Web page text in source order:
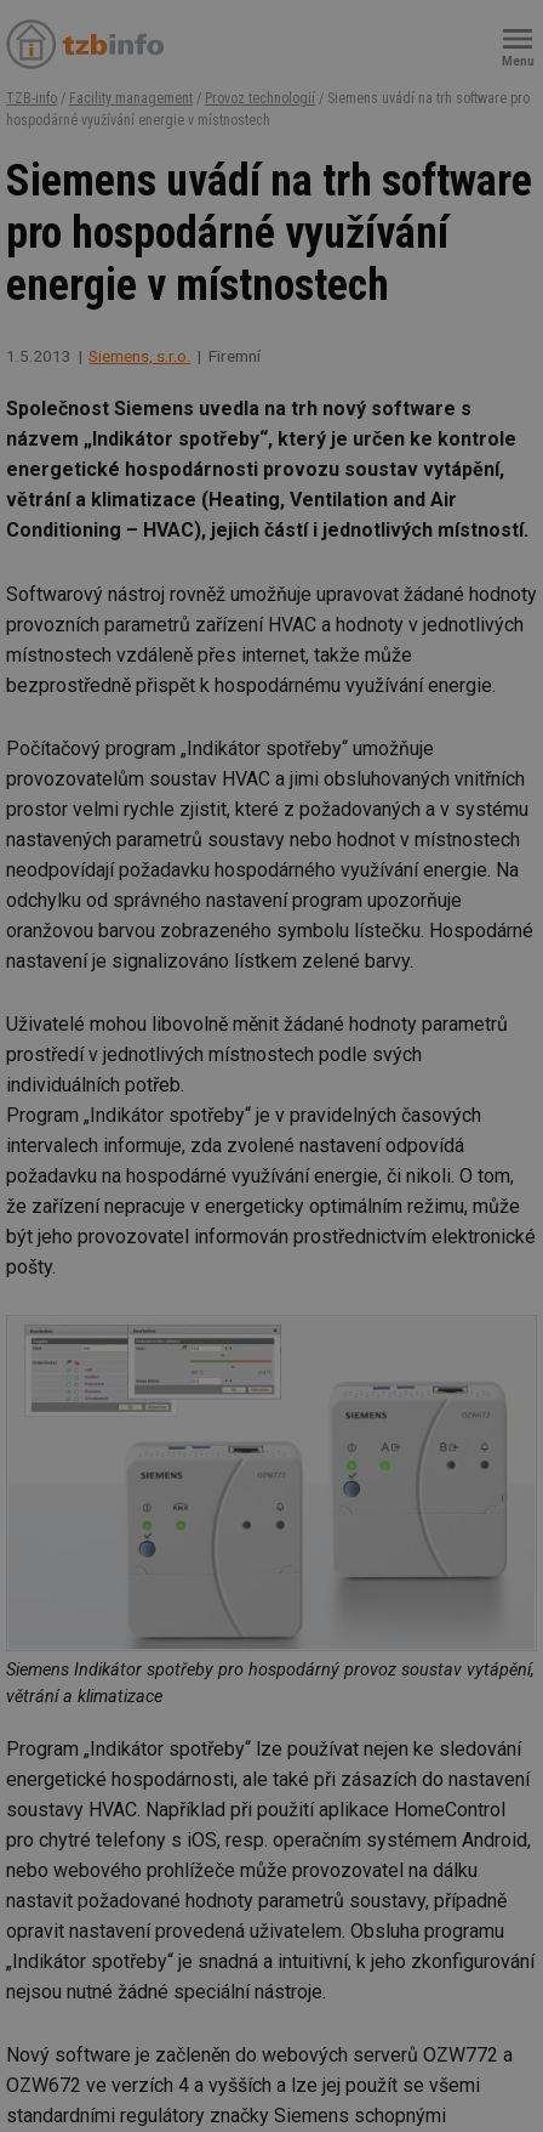
Menu
TZB-info / Facility management / Provoz technologií / Siemens uvádí na trh software pro
hospodárné využívání energie v místnostech
Siemens uvádí na trh software
pro hospodárné využívání
energie v místnostech
1.5.2013 Siemens, s.r.o. Firemní
Společnost Siemens uvedla na trh nový software s
názvem „Indikátor spotřeby“, který je určen ke kontrole
energetické hospodárnosti provozu soustav vytápění,
větrání a klimatizace (Heating, Ventilation and Air
Conditioning – HVAC), jejich částí i jednotlivých místností.
Softwarový nástroj rovněž umožňuje upravovat žádané hodnoty
provozních parametrů zařízení HVAC a hodnoty v jednotlivých
místnostech vzdáleně přes internet, takže může
bezprostředně přispět k hospodárnému využívání energie.
Počítačový program „Indikátor spotřeby“ umožňuje
provozovatelům soustav HVAC a jimi obsluhovaných vnitřních
prostor velmi rychle zjistit, které z požadovaných a v systému
nastavených parametrů soustavy nebo hodnot v místnostech
neodpovídají požadavku hospodárného využívání energie. Na
odchylku od správného nastavení program upozorňuje
oranžovou barvou zobrazeného symbolu lístečku. Hospodárné
nastavení je signalizováno lístkem zelené barvy.
Uživatelé mohou libovolně měnit žádané hodnoty parametrů
prostředí v jednotlivých místnostech podle svých
individuálních potřeb.
Program „Indikátor spotřeby“ je v pravidelných časových
intervalech informuje, zda zvolené nastavení odpovídá
požadavku na hospodárné využívání energie, či nikoli. O tom,
že zařízení nepracuje v energeticky optimálním režimu, může
být jeho provozovatel informován prostřednictvím elektronické
pošty.
Siemens Indikátor spotřeby pro hospodárný provoz soustav vytápění,
větrání a klimatizace
Program „Indikátor spotřeby“ lze používat nejen ke sledování
energetické hospodárnosti, ale také při zásazích do nastavení
soustavy HVAC. Například při použití aplikace HomeControl
pro chytré telefony s iOS, resp. operačním systémem Android,
nebo webového prohlížeče může provozovatel na dálku
nastavit požadované hodnoty parametrů soustavy, případně
opravit nastavení provedená uživatelem. Obsluha programu
„Indikátor spotřeby“ je snadná a intuitivní, k jeho zkonfigurování
nejsou nutné žádné speciální nástroje.
Nový software je začleněn do webových serverů OZW772 a
OZW672 ve verzích 4 a vyšších a lze jej použít se všemi
standardními regulátory značky Siemens schopnými